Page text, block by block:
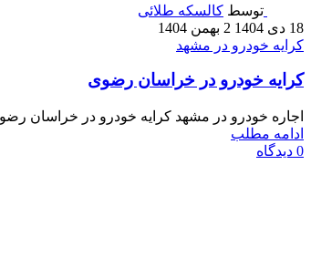
توسط کالسکه طلائی
18 دی 1404
2 بهمن 1404
کرایه خودرو در مشهد
کرایه خودرو در خراسان رضوی
اجاره خودرو در مشهد کرایه خودرو در خراسان
ادامه مطلب
0 دیدگاه